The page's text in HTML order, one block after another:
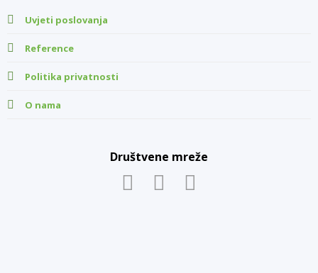
Uvjeti poslovanja
Reference
Politika privatnosti
O nama
Društvene mreže